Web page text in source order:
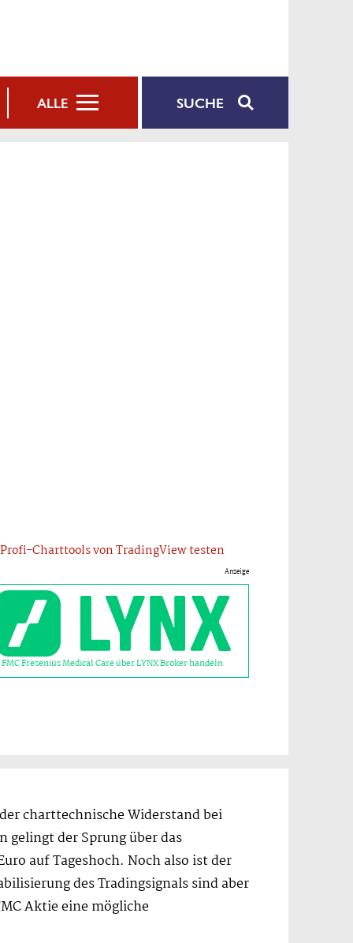
SUCHE
ALLE
Profi-Charttools von TradingView testen
Anzeige
FMC Fresenius Medical Care über LYNX Broker handeln
charttechnische Widerstand bei
gelingt der Sprung über das
auf Tageshoch. Noch also ist der
des Tradingsignals sind aber
Aktie eine mögliche